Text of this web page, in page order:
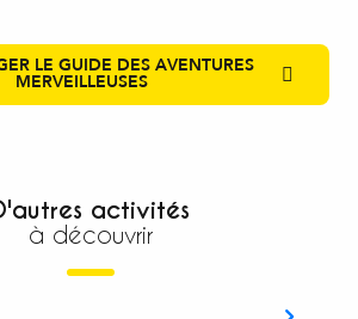
LE GUIDE DES AVENTURES
MERVEILLEUSES
activités
à découvrir